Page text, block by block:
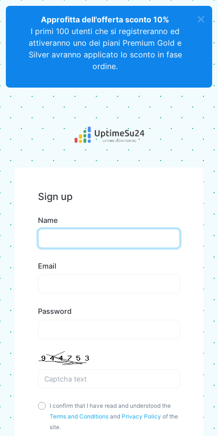
Approfitta dell'offerta sconto 10%
I primi 100 utenti che si registreranno ed
attiveranno uno dei piani Premium Gold e
Silver avranno applicato lo sconto in fase
ordine.
Sign up
Name
Email
Password
I confirm that I have read and understood the
Terms and Conditions and Privacy Policy of the
site.